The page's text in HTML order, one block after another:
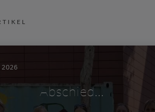
2026
Abschied…